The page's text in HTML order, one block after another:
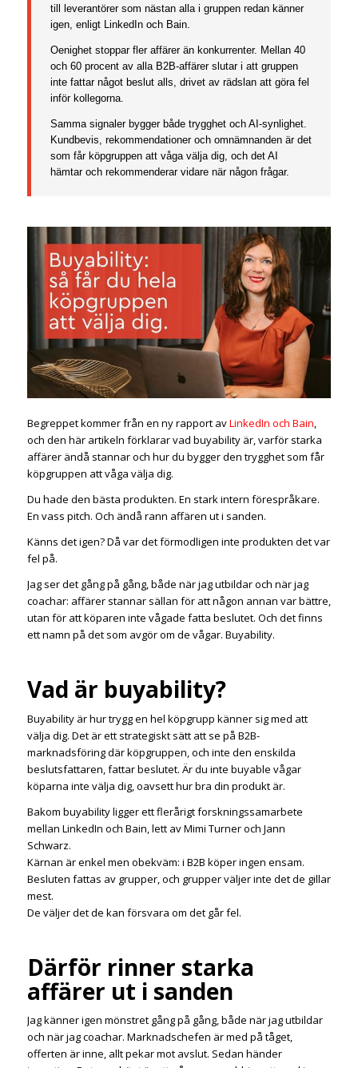
till leverantörer som nästan alla i gruppen redan känner
igen, enligt LinkedIn och Bain.
Oenighet stoppar fler affärer än konkurrenter. Mellan 40
och 60 procent av alla B2B-affärer slutar i att gruppen
inte fattar något beslut alls, drivet av rädslan att göra fel
inför kollegorna.
Samma signaler bygger både trygghet och AI-synlighet.
Kundbevis, rekommendationer och omnämnanden är det
som får köpgruppen att våga välja dig, och det AI
hämtar och rekommenderar vidare när någon frågar.
Begreppet kommer från en ny rapport avLinkedIn och Bain,
och den här artikeln förklarar vad buyability är, varför starka
affärer ändå stannar och hur du bygger den trygghet som får
köpgruppen att våga välja dig.
Du hade den bästa produkten. En stark intern förespråkare.
En vass pitch. Och ändå rann affären ut i sanden.
Känns det igen? Då var det förmodligen inte produkten det var
fel på.
Jag ser det gång på gång, både när jag utbildar och när jag
coachar: affärer stannar sällan för att någon annan var bättre,
utan för att köparen inte vågade fatta beslutet. Och det finns
ett namn på det som avgör om de vågar. Buyability.
Vad är buyability?
Buyability är hur trygg en hel köpgrupp känner sig med att
välja dig. Det är ett strategiskt sätt att se på B2B-
marknadsföring där köpgruppen, och inte den enskilda
beslutsfattaren, fattar beslutet. Är du inte buyable vågar
köparna inte välja dig, oavsett hur bra din produkt är.
Bakom buyability ligger ett flerårigt forskningssamarbete
mellan LinkedIn och Bain, lett av Mimi Turner och Jann
Schwarz.
Kärnan är enkel men obekväm: i B2B köper ingen ensam.
Besluten fattas av grupper, och grupper väljer inte det de gillar
mest.
De väljer det de kan försvara om det går fel.
Därför rinner starka
affärer ut i sanden
Jag känner igen mönstret gång på gång, både när jag utbildar
och när jag coachar. Marknadschefen är med på tåget,
offerten är inne, allt pekar mot avslut. Sedan händer